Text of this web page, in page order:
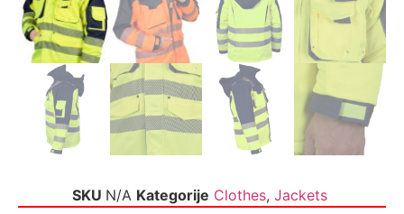
SKU N/A Kategorije Clothes, Jackets